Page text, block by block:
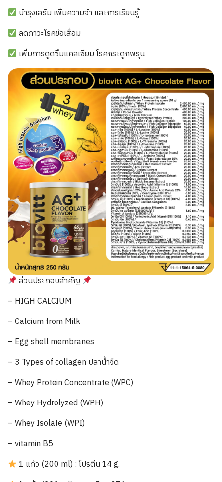
บำรุงเสริม เพิ่มความจำ และการเรียนรู้
ลดภาวะโรคข้อเสื่อม
เพิ่มการดูดซึมแคลเซียม โรคกระดูกพรุน
ส่วนประกอบสำคัญ
– HIGH CALCIUM
– Calcium from Milk
– Egg shell membranes
– 3 Types of collagen ปลาน้ำจืด
– Whey Protein Concentrate (WPC)
– Whey Hydrolyzed (WPH)
– Whey Isolate (WPI)
– vitamin B5
1 แก้ว (200 ml) : โปรตีน 14 g.